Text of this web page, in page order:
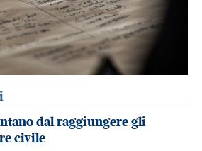
dal raggiungere gli
civile